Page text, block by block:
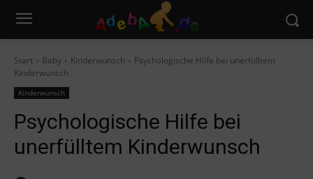
Start Baby Kinderwunsch
Psychologische Hilfe bei unerfülltem
Kinderwunsch
Kinderwunsch
Psychologische Hilfe bei
unerfülltem Kinderwunsch